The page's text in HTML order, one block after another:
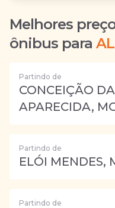
Melhores
ônibus para
Partindo de
CONCEIÇÃO DA
APARECIDA,
Partindo de
ELÓI MENDES,
Partindo de